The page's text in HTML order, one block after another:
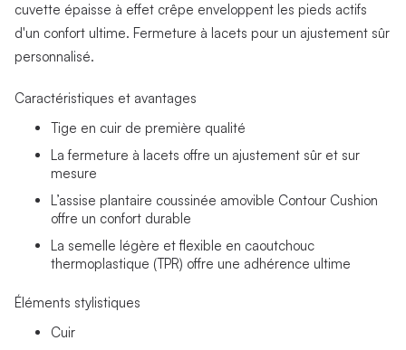
cuvette épaisse à effet crêpe enveloppent les pieds actifs
d'un confort ultime. Fermeture à lacets pour un ajustement sûr
personnalisé.
Caractéristiques et avantages
Tige en cuir de première qualité
La fermeture à lacets offre un ajustement sûr et sur
mesure
L’assise plantaire coussinée amovible Contour Cushion
offre un confort durable
La semelle légère et flexible en caoutchouc
thermoplastique (TPR) offre une adhérence ultime
Éléments stylistiques
Cuir